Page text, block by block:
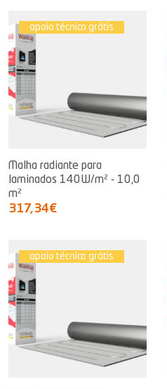
apoio técnico grátis
Malha radiante para
laminados 140W/m² - 10,0
m²
317,34€
apoio técnico grátis